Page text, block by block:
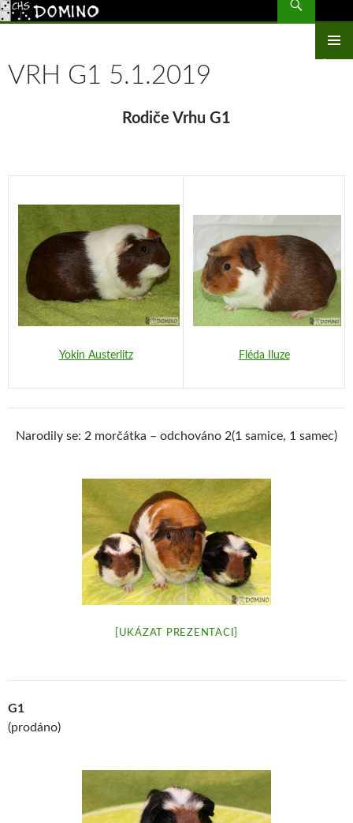
CHS Domino – morčata
PŘEJÍT
WEBU
VRH G1 5.1.2019
Rodiče Vrhu G1
Yokin Austerlitz Fléda Iluze
Narodily se: 2 morčátka – odchováno 2(1 samice, 1 samec)
[UKÁZAT PREZENTACI]
G1
(prodáno)